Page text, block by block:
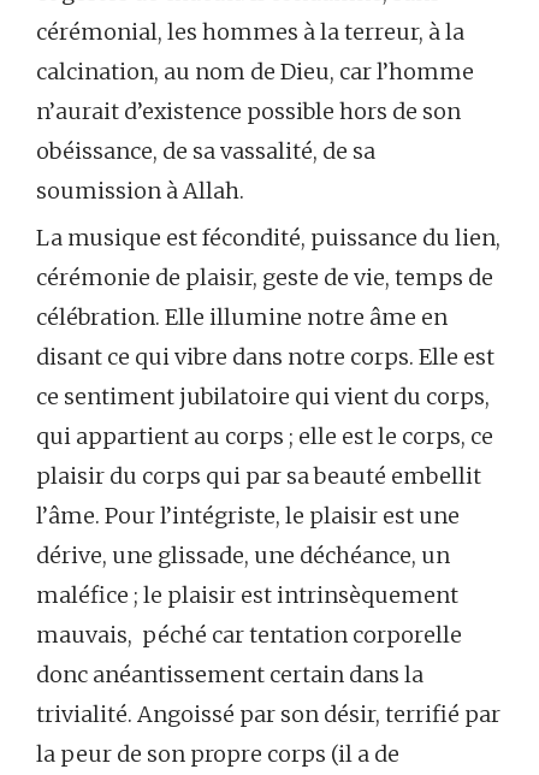
cérémonial, les hommes à la terreur, à la
calcination, au nom de Dieu, car l’homme
n’aurait d’existence possible hors de son
obéissance, de sa vassalité, de sa
soumission à Allah.
La musique est fécondité, puissance du lien,
cérémonie de plaisir, geste de vie, temps de
célébration. Elle illumine notre âme en
disant ce qui vibre dans notre corps. Elle est
ce sentiment jubilatoire qui vient du corps,
qui appartient au corps ; elle est le corps, ce
plaisir du corps qui par sa beauté embellit
l’âme. Pour l’intégriste, le plaisir est une
dérive, une glissade, une déchéance, un
maléfice ; le plaisir est intrinsèquement
mauvais, péché car tentation corporelle
donc anéantissement certain dans la
trivialité. Angoissé par son désir, terrifié par
la peur de son propre corps (il a de